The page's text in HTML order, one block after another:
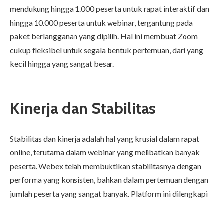
mendukung hingga 1.000 peserta untuk rapat interaktif dan
hingga 10.000 peserta untuk webinar, tergantung pada
paket berlangganan yang dipilih. Hal ini membuat Zoom
cukup fleksibel untuk segala bentuk pertemuan, dari yang
kecil hingga yang sangat besar.
Kinerja dan Stabilitas
Stabilitas dan kinerja adalah hal yang krusial dalam rapat
online, terutama dalam webinar yang melibatkan banyak
peserta. Webex telah membuktikan stabilitasnya dengan
performa yang konsisten, bahkan dalam pertemuan dengan
jumlah peserta yang sangat banyak. Platform ini dilengkapi